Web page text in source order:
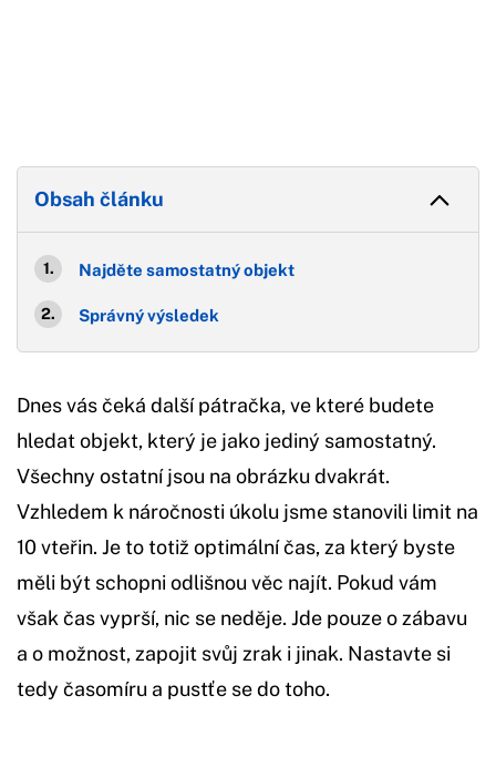
Obsah článku
Najděte samostatný objekt
Správný výsledek
Dnes vás čeká další pátračka, ve které budete
hledat objekt, který je jako jediný samostatný.
Všechny ostatní jsou na obrázku dvakrát.
Vzhledem k náročnosti úkolu jsme stanovili limit na
10 vteřin. Je to totiž optimální čas, za který byste
měli být schopni odlišnou věc najít. Pokud vám
však čas vyprší, nic se neděje. Jde pouze o zábavu
a o možnost, zapojit svůj zrak i jinak. Nastavte si
tedy časomíru a pustťe se do toho.